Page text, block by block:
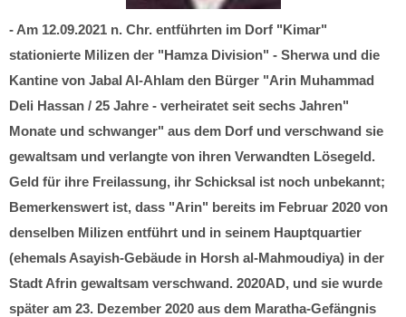
- Am 12.09.2021 n. Chr. entführten im Dorf "Kimar"
stationierte Milizen der "Hamza Division" - Sherwa und die
Kantine von Jabal Al-Ahlam den Bürger "Arin Muhammad
Deli Hassan / 25 Jahre - verheiratet seit sechs Jahren"
Monate und schwanger" aus dem Dorf und verschwand sie
gewaltsam und verlangte von ihren Verwandten Lösegeld.
Geld für ihre Freilassung, ihr Schicksal ist noch unbekannt;
Bemerkenswert ist, dass "Arin" bereits im Februar 2020 von
denselben Milizen entführt und in seinem Hauptquartier
(ehemals Asayish-Gebäude in Horsh al-Mahmoudiya) in der
Stadt Afrin gewaltsam verschwand. 2020AD, und sie wurde
später am 23. Dezember 2020 aus dem Maratha-Gefängnis